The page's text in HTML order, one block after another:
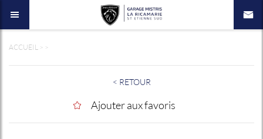
ACCUEIL
< RETOUR
Ajouter aux favoris